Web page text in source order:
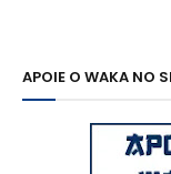
APOIE O WAKA NO